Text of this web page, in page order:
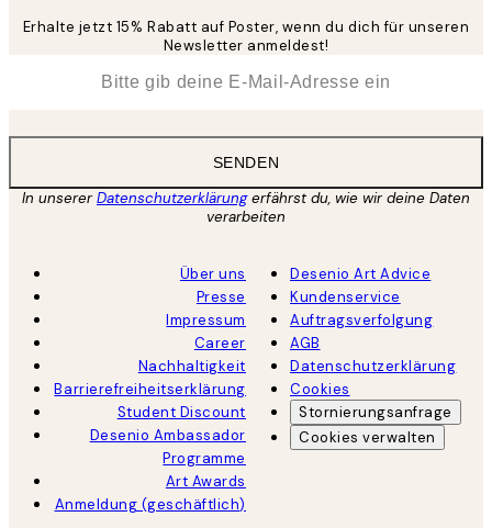
Erhalte jetzt 15% Rabatt auf Poster, wenn du dich für unseren
Newsletter anmeldest!
SENDEN
In unsererDatenschutzerklärungerfährst du, wie wir deine Daten
verarbeiten
Über uns
Presse
Impressum
Career
Nachhaltigkeit
Barrierefreiheitserklärung
Student Discount
Desenio Ambassador
Programme
Art Awards
Anmeldung (geschäftlich)
Desenio Art Advice
Kundenservice
Auftragsverfolgung
AGB
Datenschutzerklärung
Cookies
Stornierungsanfrage
Cookies verwalten